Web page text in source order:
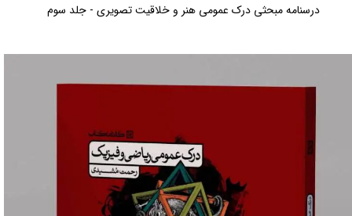
درسنامه مبحثی درک عمومی هنر و خلاقیت تصویری - جلد سوم